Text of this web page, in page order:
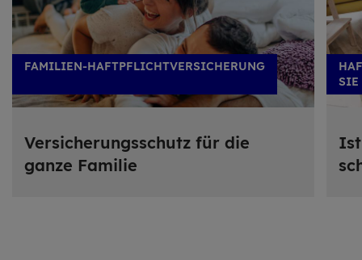
Versi­che­rungs­schutz für die
ganze Fa­mi­lie
FAMILIEN-HAFTPFLICHTVERSICHERUNG
SIE